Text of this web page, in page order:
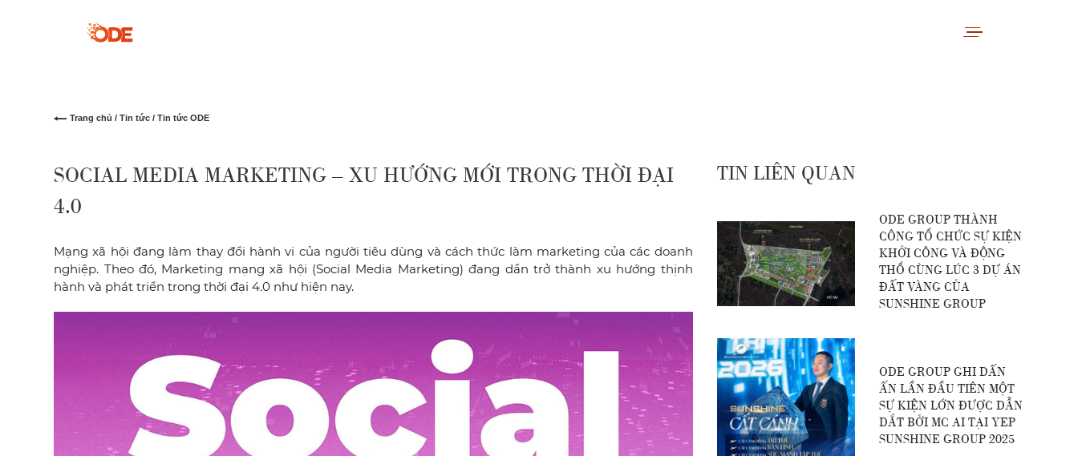
Trang chủ /Tin tức / Tin tức ODE
SOCIAL MEDIA MARKETING – XU HƯỚNG MỚI TRONG THỜI ĐẠI
4.0
Mạng xã hội đang làm thay đổi hành vi của người tiêu dùng và cách thức làm marketing của các doanh
nghiệp. Theo đó, Marketing mạng xã hội (Social Media Marketing) đang dần trở thành xu hướng thịnh
hành và phát triển trong thời đại 4.0 như hiện nay.
TIN LIÊN QUAN
ODE GROUP THÀNH
CÔNG TỔ CHỨC SỰ KIỆN
KHỞI CÔNG VÀ ĐỘNG
THỔ CÙNG LÚC 3 DỰ ÁN
ĐẤT VÀNG CỦA
SUNSHINE GROUP
ODE GROUP GHI DẤN
ẤN LẦN ĐẦU TIÊN MỘT
SỰ KIỆN LỚN ĐƯỢC DẪN
DẮT BỞI MC AI TẠI YEP
SUNSHINE GROUP 2025